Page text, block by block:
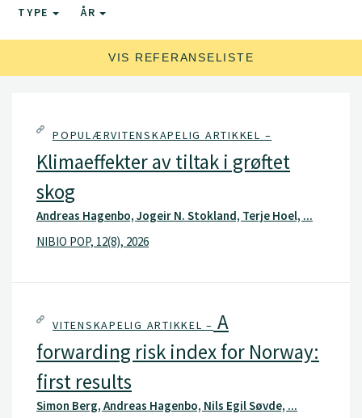
TYPE ÅR
VIS REFERANSELISTE
POPULÆRVITENSKAPELIG ARTIKKEL –
Klimaeffekter av tiltak i grøftet
skog
Andreas Hagenbo, Jogeir N. Stokland, Terje Hoel, ...
NIBIO POP, 12(8), 2026
VITENSKAPELIG ARTIKKEL – A
forwarding risk index for Norway:
first results
Simon Berg, Andreas Hagenbo, Nils Egil Søvde, ...